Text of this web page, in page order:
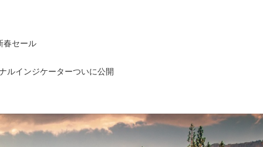
春セール
ルインジケーターついに公開